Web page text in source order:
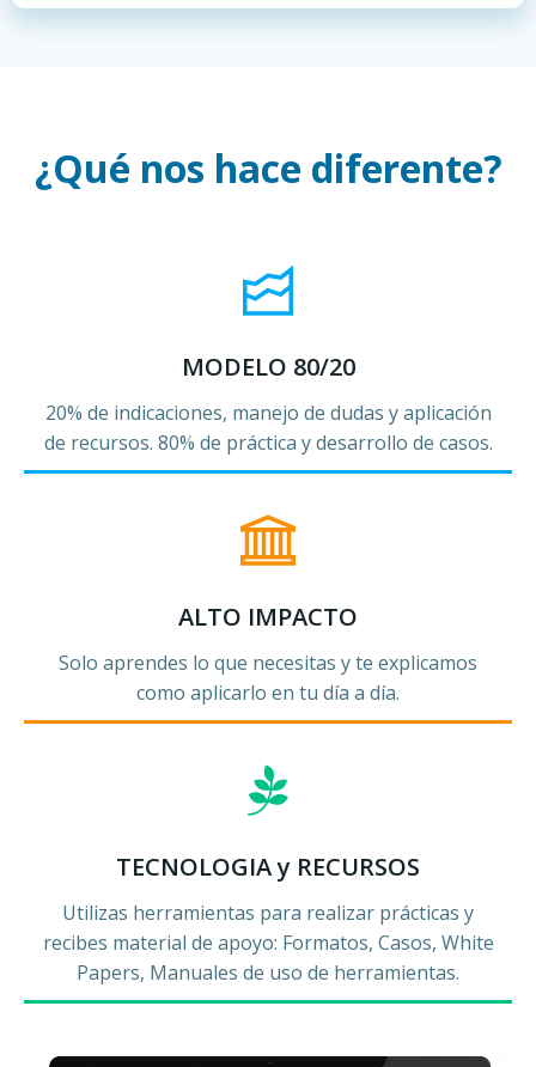
¿Qué nos hace diferente?
MODELO 80/20
20% de indicaciones, manejo de dudas y aplicación
de recursos. 80% de práctica y desarrollo de casos.
ALTO IMPACTO
Solo aprendes lo que necesitas y te explicamos
como aplicarlo en tu día a día.
TECNOLOGIA y RECURSOS
Utilizas herramientas para realizar prácticas y
recibes material de apoyo: Formatos, Casos, White
Papers, Manuales de uso de herramientas.